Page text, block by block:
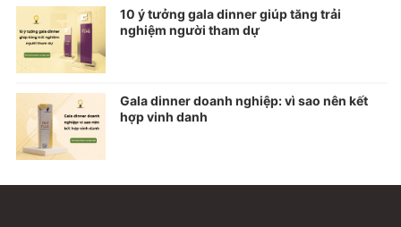
10 ý tưởng gala dinner giúp tăng trải
nghiệm người tham dự
Gala dinner doanh nghiệp: vì sao nên kết
hợp vinh danh